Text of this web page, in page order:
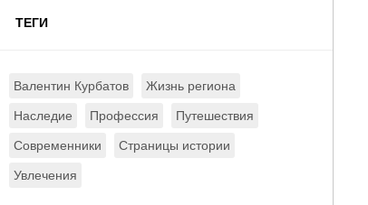
ТЕГИ
Валентин Курбатов Жизнь региона
Наследие Профессия Путешествия
Современники Страницы истории
Увлечения